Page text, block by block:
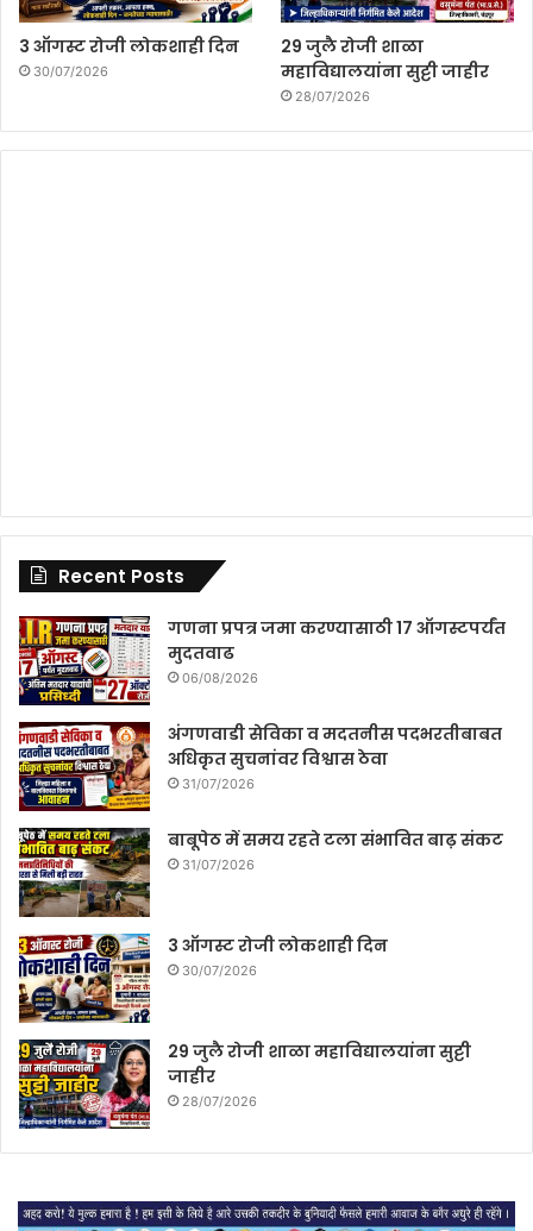
3 ऑगस्ट रोजी लोकशाही दिन
30/07/2026
29 जुलै रोजी शाळा
महाविद्यालयांना सुट्टी जाहीर
28/07/2026
Recent Posts
गणना प्रपत्र जमा करण्यासाठी 17 ऑगस्टपर्यंत
मुदतवाढ
06/08/2026
अंगणवाडी सेविका व मदतनीस पदभरतीबाबत
अधिकृत सुचनांवर विश्वास ठेवा
31/07/2026
बाबूपेठ में समय रहते टला संभावित बाढ़ संकट
31/07/2026
3 ऑगस्ट रोजी लोकशाही दिन
30/07/2026
29 जुलै रोजी शाळा महाविद्यालयांना सुट्टी
जाहीर
28/07/2026